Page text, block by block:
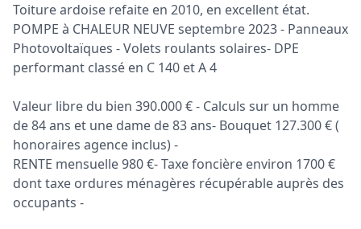
Toiture ardoise refaite en 2010, en excellent état.
POMPE à CHALEUR NEUVE septembre 2023 - Panneaux
Photovoltaïques - Volets roulants solaires- DPE
performant classé en C 140 et A 4
Valeur libre du bien 390.000 € - Calculs sur un homme
de 84 ans et une dame de 83 ans- Bouquet 127.300 € (
honoraires agence inclus) -
RENTE mensuelle 980 €- Taxe foncière environ 1700 €
dont taxe ordures ménagères récupérable auprès des
occupants -